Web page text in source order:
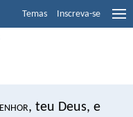
Temas Inscreva-se
enhor, teu Deus, e